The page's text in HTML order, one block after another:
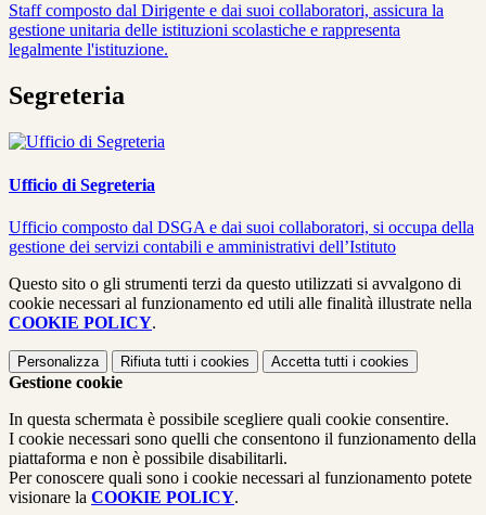
Staff composto dal Dirigente e dai suoi collaboratori, assicura la
gestione unitaria delle istituzioni scolastiche e rappresenta
legalmente l'istituzione.
Segreteria
Ufficio di Segreteria
Ufficio composto dal DSGA e dai suoi collaboratori, si occupa della
gestione dei servizi contabili e amministrativi dell’Istituto
Questo sito o gli strumenti terzi da questo utilizzati si avvalgono di
cookie necessari al funzionamento ed utili alle finalità illustrate nella
COOKIE POLICY.
Personalizza Rifiuta tutti i cookies Accetta tutti i cookies
Gestione cookie
In questa schermata è possibile scegliere quali cookie consentire.
I cookie necessari sono quelli che consentono il funzionamento della
piattaforma e non è possibile disabilitarli.
Per conoscere quali sono i cookie necessari al funzionamento potete
visionare la COOKIE POLICY.